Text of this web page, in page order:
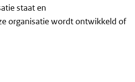
staat en
organisatie wordt ontwikkeld of